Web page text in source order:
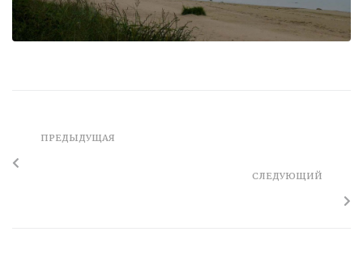
ПРЕДЫДУЩАЯ
СЛЕДУЮЩИЙ